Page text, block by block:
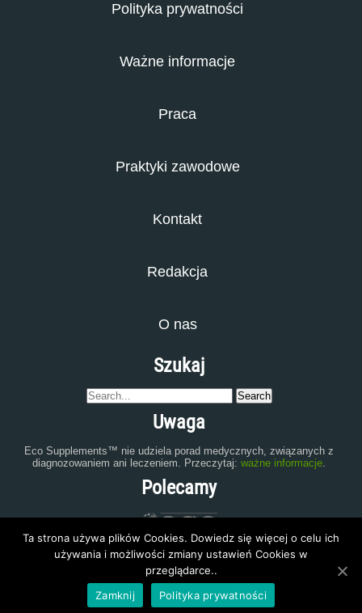
Polityka prywatności
Ważne informacje
Praca
Praktyki zawodowe
Kontakt
Redakcja
O nas
Szukaj
Uwaga
Eco Supplements™ nie udziela porad medycznych, związanych z
diagnozowaniem ani leczeniem. Przeczytaj:ważne informacje.
Polecamy
eco-supplements.com2015 | All Rights Reserved.
Ta strona używa plików Cookies. Dowiedz się więcej o celu ich
używania i możliwości zmiany ustawień Cookies w
przeglądarce..
Zamknij
Polityka prywatności